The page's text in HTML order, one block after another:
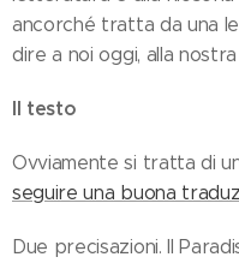
ancorché tratta da una
dire a noi oggi, alla
Il testo
Ovviamente si tratta di
seguire una buona
Due precisazioni. Il